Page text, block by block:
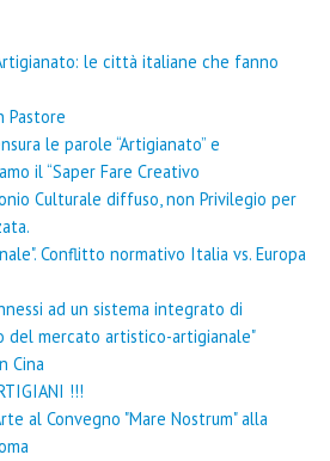
le città italiane che fanno
Pastore
le parole “Artigianato” e
il “Saper Fare Creativo
Culturale diffuso, non Privilegio per
Conflitto normativo Italia vs. Europa
ad un sistema integrato di
del mercato artistico-artigianale"
Cina
!!!
al Convegno "Mare Nostrum" alla